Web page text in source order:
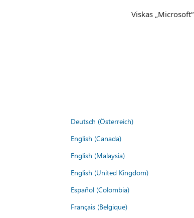
Viskas „Microsoft“
Deutsch (Österreich)
English (Canada)
English (Malaysia)
English (United Kingdom)
Español (Colombia)
Français (Belgique)